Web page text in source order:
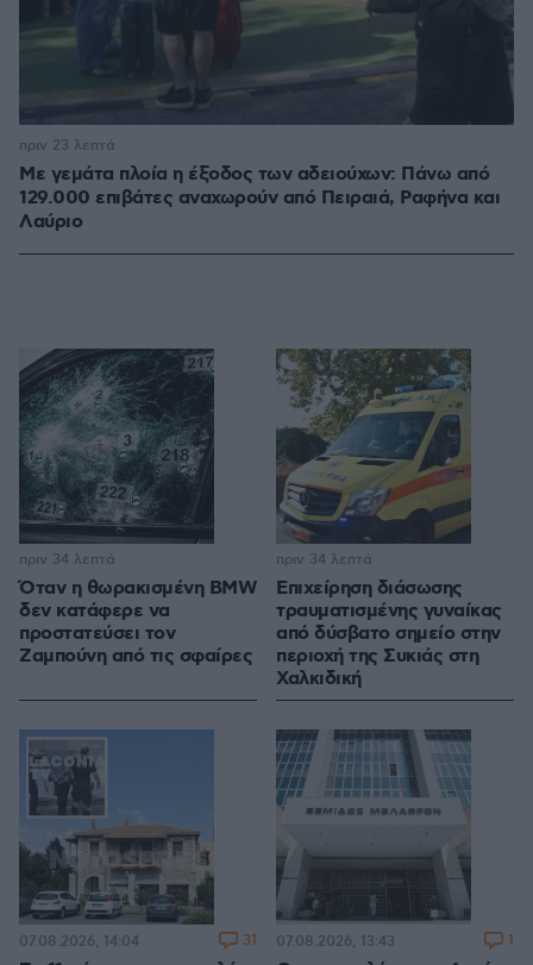
Με γεμάτα πλοία η έξοδος των αδειούχων: Πάνω από
129.000 επιβάτες αναχωρούν από Πειραιά, Ραφήνα και
Λαύριο
πριν 23 λεπτά
Όταν η θωρακισμένη BMW
δεν κατάφερε να
προστατεύσει τον
Ζαμπούνη από τις σφαίρες
πριν 34 λεπτά
Επιχείρηση διάσωσης
τραυματισμένης γυναίκας
από δύσβατο σημείο στην
περιοχή της Συκιάς στη
Χαλκιδική
πριν 34 λεπτά
07.08.2026, 14:04 31 07.08.2026, 13:43 1